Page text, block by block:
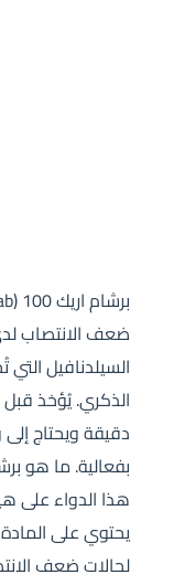
ضعف الانتصاب
السيلدنافيل
دقيقة ويحتاج
هذا الدواء على
يحتوي على
لحالات ضعف